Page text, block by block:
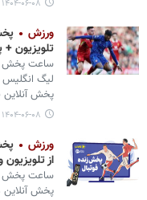
۱۴۰۴-۰۶-۰۸ ۱۷:۳۰
ورزش
تلویزیون
ساعت پخش
پخش
۱۴۰۴-۰۶-۰۸ ۱۴:۴۵
ورزش
از
پخش آنلاین